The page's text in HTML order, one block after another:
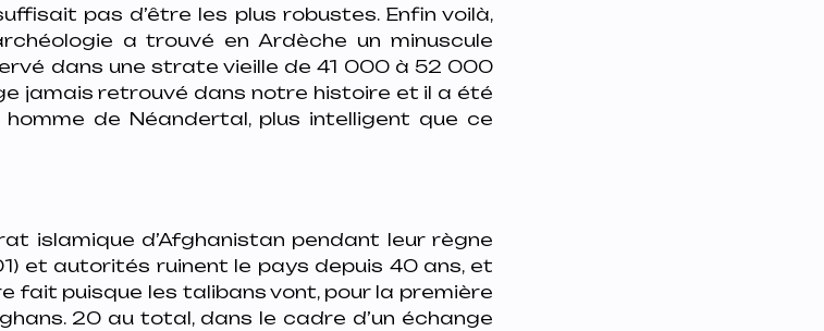
pas d’être les plus robustes. Enfin voilà,
a trouvé en Ardèche un minuscule
dans une strate vieille de 41 000 à 52 000
jamais retrouvé dans notre histoire et il a été
de Néandertal, plus intelligent que ce
islamique d’Afghanistan pendant leur règne
et autorités ruinent le pays depuis 40 ans, et
fait puisque les talibans vont, pour la première
20 au total, dans le cadre d’un échange